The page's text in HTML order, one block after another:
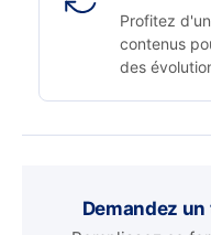
Profitez
contenus
des
Demandez